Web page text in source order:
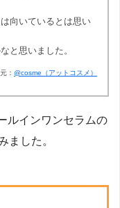
向いているとは思い
と思いました。
： @cosme（アットコスメ）
ルインワンセラムの
ました。